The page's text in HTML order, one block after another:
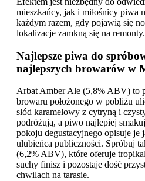
mieszkańcy, jak i miłośnicy piwa
każdym razem, gdy pojawią się
lokalizacje zamkną się na remonty.
Najlepsze piwa do
najlepszych browarów w
Arbat Amber Ale (5,8% ABV) to
browaru położonego w pobliżu
słód karamelowy z cytryną i
podróżują, a piwo najlepiej
pokoju degustacyjnego opisuje je
ulubieńca publiczności. Spróbuj
(6,2% ABV), które oferuje
suchy finisz i pozostaje dość
chwilach na tarasie.